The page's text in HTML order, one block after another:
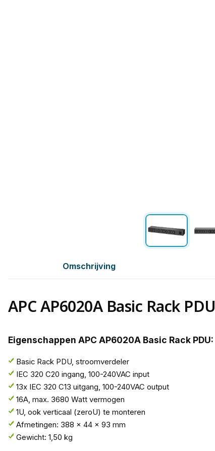
Omschrijving
APC AP6020A Basic Rack PDU
Eigenschappen APC AP6020A Basic Rack PDU:
Basic Rack PDU, stroomverdeler
IEC 320 C20 ingang, 100-240VAC input
13x IEC 320 C13 uitgang, 100-240VAC output
16A, max. 3680 Watt vermogen
1U, ook verticaal (zeroU) te monteren
Afmetingen: 388 x 44 x 93 mm
Gewicht: 1,50 kg